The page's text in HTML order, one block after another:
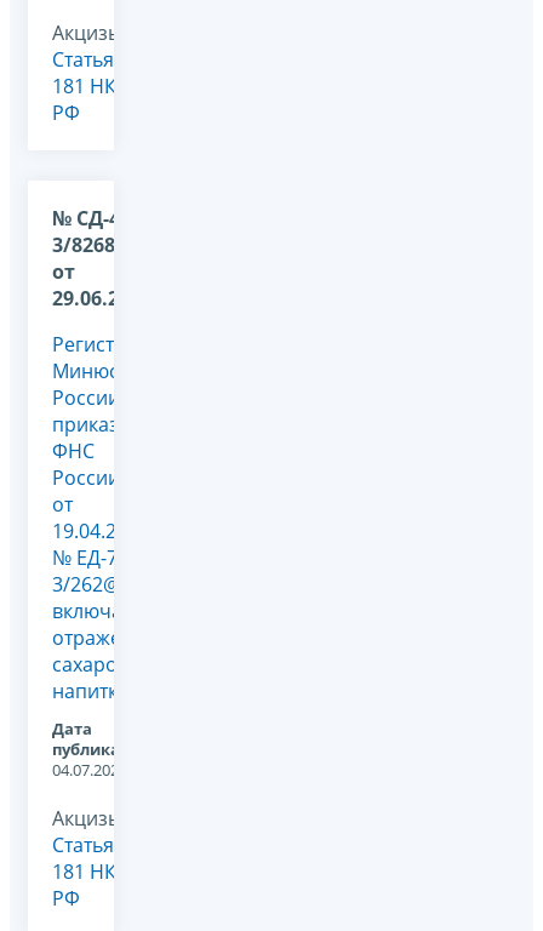
Акцизы,
Статья
181 НК
РФ
№ СД-4-
3/8268@
от
29.06.2023
Регистрация
Минюстом
России
приказа
ФНС
России
от
19.04.2023
№ ЕД-7-
3/262@,
включающим
отражение
сахаросодержащих
напитков
Дата
публикации:
04.07.2023
Акцизы,
Статья
181 НК
РФ